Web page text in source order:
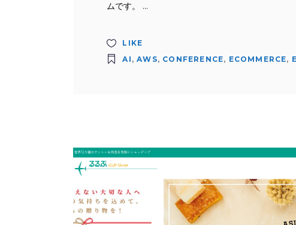
ムです。
LIKE
AI ,AWS, CONFERENCE, ECOMMERCE,